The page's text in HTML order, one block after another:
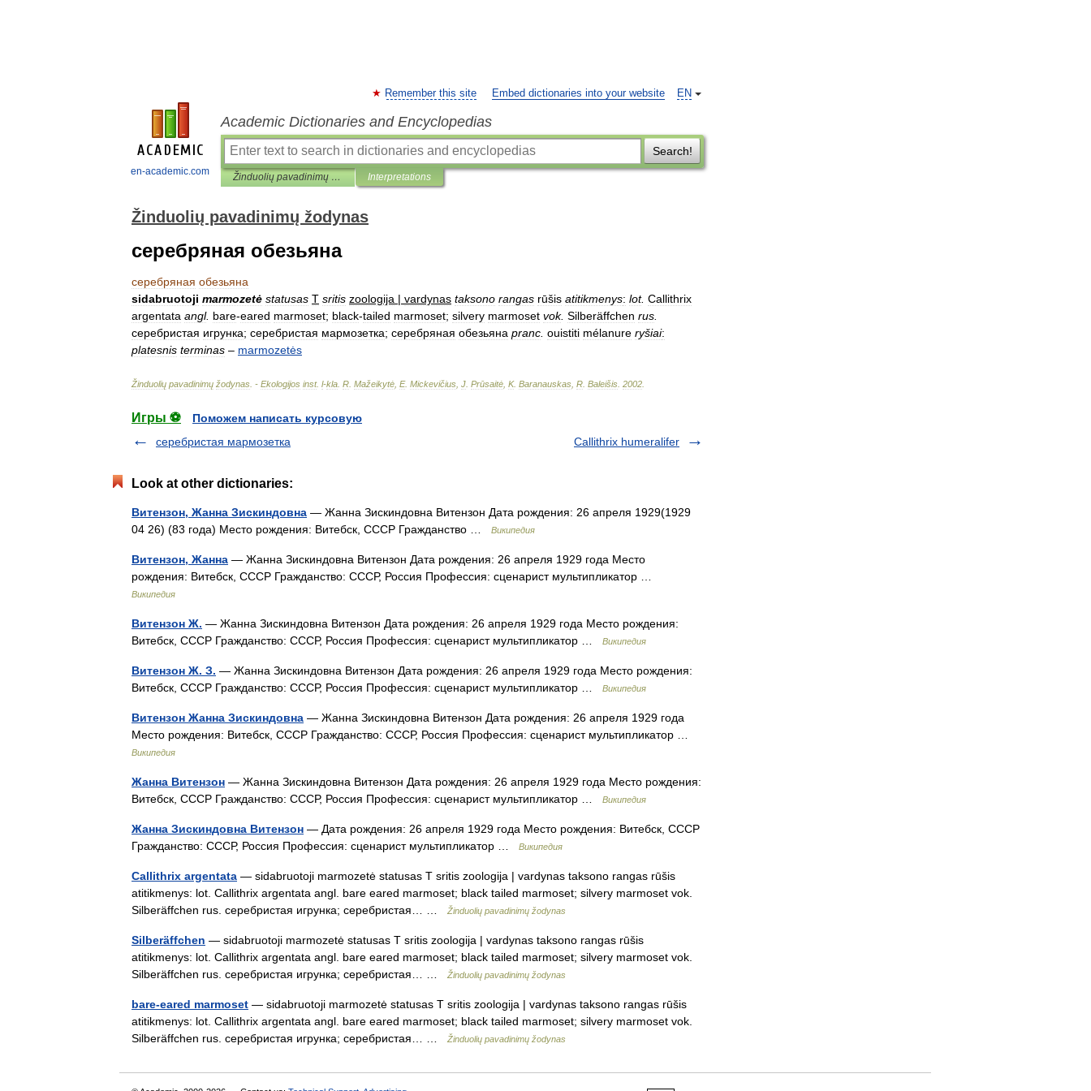
en-academic.com
EN
Remember this site Embed dictionaries into your website
Academic Dictionaries and Encyclopedias
Search!
Žinduolių pavadinimų žodynas Interpretations
Žinduolių pavadinimų žodynas
серебряная обезьяна
серебряная обезьяна
sidabruotoji marmozetė statusas T sritis zoologija | vardynas taksono rangas rūšis atitikmenys: lot. Callithrix
argentata angl. bare-eared marmoset; black-tailed marmoset; silvery marmoset vok. Silberäffchen rus
серебристая игрунка; серебристая мармозетка; серебряная обезьяна pranc ouistiti mélanure ryšiai:
platesnis terminas – marmozetės
Žinduolių pavadinimų žodynas . - Ekologijos inst. l-kla R Mažeikytė E. Mickevičius J Prūsaitė K. Baranauskas R Baleišis 2002
Игры ⚽
Поможем написать курсовую
серебристая мармозетка
Callithrix humeralifer
Look at other dictionaries:
Витензон, Жанна Зискиндовна — Жанна Зискиндовна Витензон Дата рождения: 26 апреля 1929(1929
04 26) (83 года) Место рождения: Витебск, СССР Гражданство …
Википедия
Витензон, Жанна — Жанна Зискиндовна Витензон Дата рождения: 26 апреля 1929 года Место
рождения: Витебск, СССР Гражданство: СССР, Россия Профессия: сценарист мультипликатор …
Википедия
Витензон Ж. — Жанна Зискиндовна Витензон Дата рождения: 26 апреля 1929 года Место рождения:
Витебск, СССР Гражданство: СССР, Россия Профессия: сценарист мультипликатор …
Википедия
Витензон Ж. З. — Жанна Зискиндовна Витензон Дата рождения: 26 апреля 1929 года Место рождения:
Витебск, СССР Гражданство: СССР, Россия Профессия: сценарист мультипликатор …
Википедия
Витензон Жанна Зискиндовна — Жанна Зискиндовна Витензон Дата рождения: 26 апреля 1929 года
Место рождения: Витебск, СССР Гражданство: СССР, Россия Профессия: сценарист мультипликатор …
Википедия
Жанна Витензон — Жанна Зискиндовна Витензон Дата рождения: 26 апреля 1929 года Место рождения:
Витебск, СССР Гражданство: СССР, Россия Профессия: сценарист мультипликатор …
Википедия
Жанна Зискиндовна Витензон — Дата рождения: 26 апреля 1929 года Место рождения: Витебск, СССР
Гражданство: СССР, Россия Профессия: сценарист мультипликатор …
Википедия
Callithrix argentata — sidabruotoji marmozetė statusas T sritis zoologija | vardynas taksono rangas rūšis
atitikmenys: lot. Callithrix argentata angl. bare eared marmoset; black tailed marmoset; silvery marmoset vok.
Silberäffchen rus. серебристая игрунка; серебристая… …
Žinduolių pavadinimų žodynas
Silberäffchen — sidabruotoji marmozetė statusas T sritis zoologija | vardynas taksono rangas rūšis
atitikmenys: lot. Callithrix argentata angl. bare eared marmoset; black tailed marmoset; silvery marmoset vok.
Silberäffchen rus. серебристая игрунка; серебристая… …
Žinduolių pavadinimų žodynas
bare-eared marmoset — sidabruotoji marmozetė statusas T sritis zoologija | vardynas taksono rangas rūšis
atitikmenys: lot. Callithrix argentata angl. bare eared marmoset; black tailed marmoset; silvery marmoset vok.
Silberäffchen rus. серебристая игрунка; серебристая… …
Žinduolių pavadinimų žodynas